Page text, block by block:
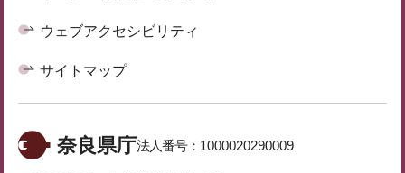
ウェブアクセシビリティ
サイトマップ
奈良県庁法人番号： 1000020290009